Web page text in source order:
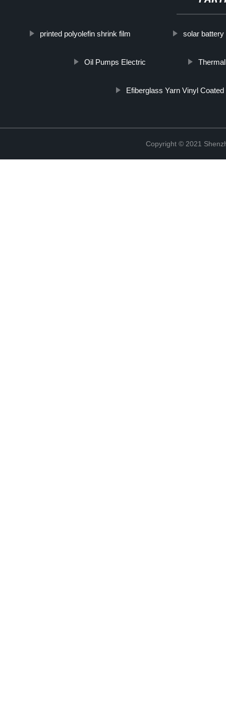
printed polyolefin shrink film solar
Oil Pumps Electric
Efiberglass Yarn Vinyl Coated
Copyright © 2021